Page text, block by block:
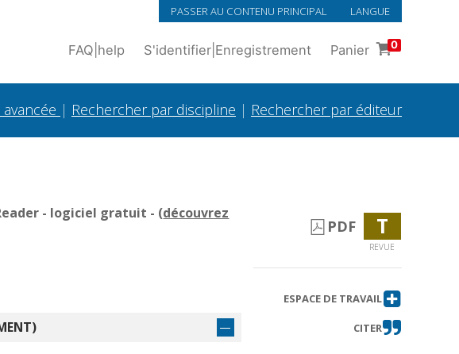
PASSER AU CONTENU PRINCIPAL LANGUE
FAQ help S'identifier Enregistrement Panier 0
| Rechercher par discipline | Rechercher par éditeur
- logiciel gratuit - (découvrez
PDF T
REVUE
ESPACE DE TRAVAIL
CITER